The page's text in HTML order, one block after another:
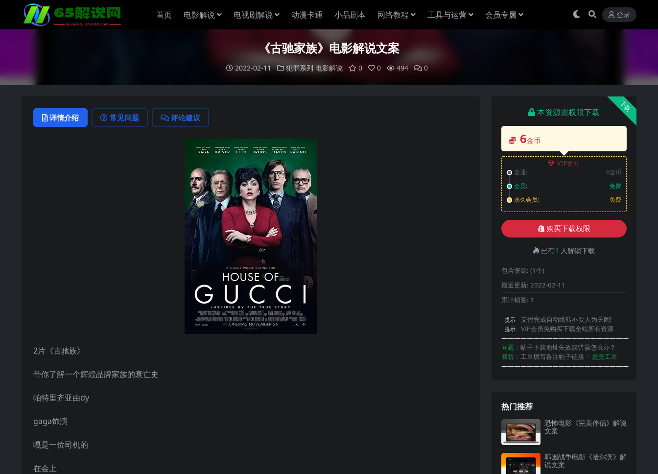
首页 电影解说 电视剧解说 动漫卡通 小品剧本 网络教程 工具与运营 会员专属 登录
《古驰家族》电影解说文案
2022-02-11 犯罪系列 电影解说 0 0 494 0
详情介绍 常见问题 评论建议
2片《古驰族》
带你了解一个辉煌品牌家族的衰亡史
帕特里齐亚由dy
gaga饰演
嘎是一位司机的
在会上
下载
本资源需权限下载
6金币
VIP折扣
普通:
6金币
会员:
免费
永久会员:
免费
购买下载权限
已有1 人解锁下载
包含资源: (1个)
最近更新: 2022-02-11
累计销量: 1
提示 支付完成自动跳转不要人为关闭!
提示
VIP会员免购买下载全站所有资源
————————————————————
问题： 帖子下载地址失效或错误怎么办？
回答： 工单填写备注帖子链接 ﹥提交工单
————————————————————
热门推荐
恐怖电影《完美伴侣》解说
文案
韩国战争电影《哈尔滨》解
说文案